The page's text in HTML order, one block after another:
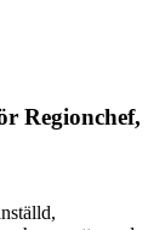
Regionchef,